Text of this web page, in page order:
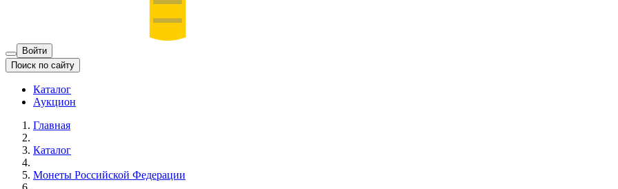
Войти
Поиск по сайту
Каталог
Аукцион
Главная
Каталог
Монеты Российской Федерации